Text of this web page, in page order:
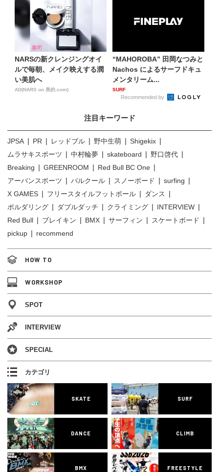
NARSの新クレンジングオイ
ルで毎朝、メイク映えする潤
い美肌へ
AD(NARS on 美的.com)
“MAHOROBA” 田岡なつみと
Nachos によるサーフドキュ
メンタリーム...
SURF
Recommended by
注目キーワード
JPSA PR レッドブル 野中生萌
Shigekix
ムラサキスポーツ
中村輪夢 skateboard
野口啓代
Breaking
GREENROOM
Red Bull BC One
アーバンスポーツ
パルクール スノーボード
surfing
X GAMES
フリースタイルフットボール
ダンス
ボルダリング
ダブルダッチ クライミング
INTERVIEW
Red Bull
ブレイキン BMX サーフィン
スケートボード
pickup
recommend
HOW TO
WORKSHOP
SPOT
INTERVIEW
SPECIAL
カテゴリ
SKATE SURF
DANCE CLIMB
BMX FREESTYLE